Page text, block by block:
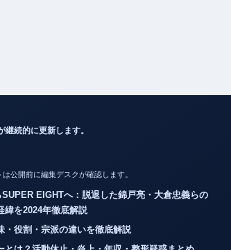
EIGHTへ：脱退した錦戸亮・大倉忠義らの